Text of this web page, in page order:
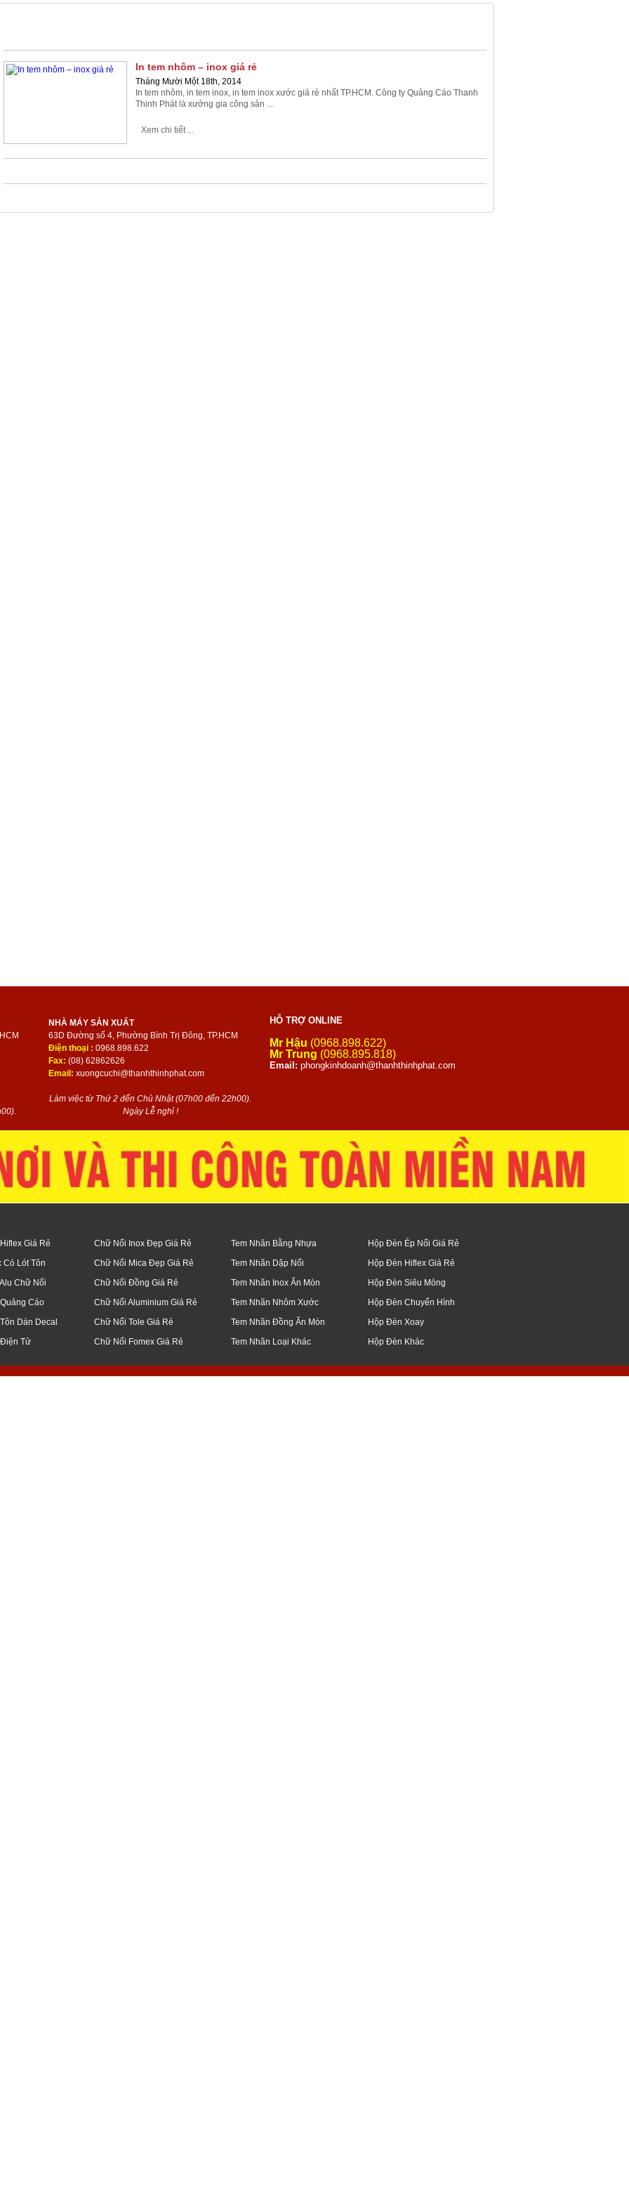
In tem nhôm – inox giá rẻ
Tháng Mười Một 18th, 2014
In tem nhôm, in tem inox, in tem inox xước giá rẻ nhất TP.HCM. Công ty Quảng Cáo Thanh
Thịnh Phát là xưởng gia công sản ...
Xem chi tiết ...
NHÀ MÁY SẢN XUẤT
63D Đường số 4, Phường Bình Trị Đông, TP.HCM
Điện thoại : 0968.898.622
Fax: (08) 62862626
Email: xuongcuchi@thanhthinhphat.com
Làm việc từ Thứ 2 đến Chủ Nhật (07h00 đến 22h00).
Ngày Lễ nghỉ !
HỖ TRỢ ONLINE
Mr Hậu (0968.898.622)
Mr Trung (0968.895.818)
Email: phongkinhdoanh@thanhthinhphat.com
Giá Rẻ
Có Lót Tôn
Chữ Nổi
Cáo
Dán Decal
Tử
Chữ Nổi Inox Đẹp Giá Rẻ
Chữ Nổi Mica Đẹp Giá Rẻ
Chữ Nổi Đồng Giá Rẻ
Chữ Nổi Aluminium Giá Rẻ
Chữ Nổi Tole Giá Rẻ
Chữ Nổi Fomex Giá Rẻ
Tem Nhãn Bằng Nhựa
Tem Nhãn Dập Nổi
Tem Nhãn Inox Ăn Mòn
Tem Nhãn Nhôm Xước
Tem Nhãn Đồng Ăn Mòn
Tem Nhãn Loại Khác
Hộp Đèn Ép Nổi Giá Rẻ
Hộp Đèn Hiflex Giá Rẻ
Hộp Đèn Siêu Mỏng
Hộp Đèn Chuyển Hình
Hộp Đèn Xoay
Hộp Đèn Khác
bình thạnh, thủ đức, q7, bình chánh, củ chi, q12, đà nẵng, bạc liêu, tiền giang, mỹ tho, vĩnh long, nghệ an, hà nội
ốp, bảng, biển, hiệu, led, điện tử, ma trận, giá, rẻ, gia công, inox, chữ nổi, đẹp, hình ảnh, kiếng, hoa cương